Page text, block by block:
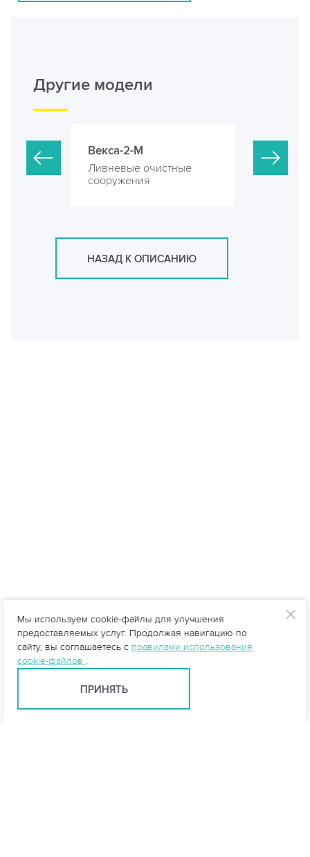
Другие модели
Векса-2-М
Ливневые очистные
сооружения
Векса-5-М
Ливневые
НАЗАД К ОПИСАНИЮ
Мы используем cookie-файлы для улучшения
предоставляемых услуг. Продолжая навигацию по
сайту, вы соглашаетесь с правилами использования
cookie-файлов .
ПРИНЯТЬ